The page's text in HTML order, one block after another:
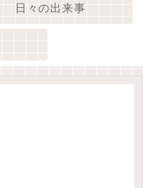
日々の出来事